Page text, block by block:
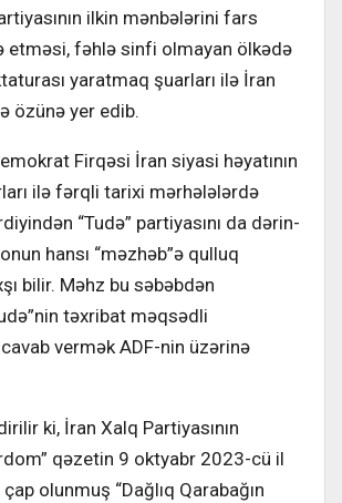
ilkin mənbələrini fars
etməsi, fəhlə sinfi olmayan ölkədə
yaratmaq şuarları ilə İran
özünə yer edib.
Firqəsi İran siyasi həyatının
ilə fərqli tarixi mərhələlərdə
“Tudə” partiyasını da dərin­
hansı “məzhəb”ə qulluq
bilir. Məhz bu səbəbdən
təxri­bat məqsədli
ver­mək ADF-nin üzərinə
ki, İran Xalq Par­tiyasının
qəzetin 9 oktyabr 2023-cü il
olunmuş “Dağlıq Qarabağın